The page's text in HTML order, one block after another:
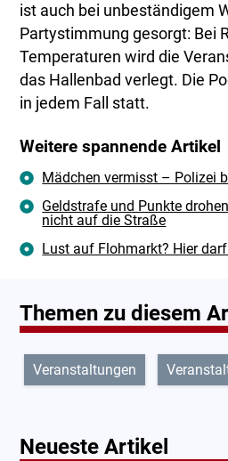
ist auch bei unbeständigem
Partystimmung gesorgt: Bei
Temperaturen wird die
das Hallenbad verlegt. Die
in jedem Fall statt.
Weitere spannende Artikel
Mädchen vermisst – Polizei
Geldstrafe und Punkte
nicht auf die Straße
Lust auf Flohmarkt? Hier
Themen zu diesem
Veranstaltungen
Neueste Artikel